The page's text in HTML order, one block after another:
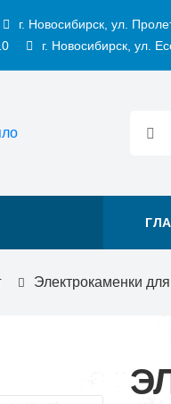
г. Новосибирск, ул.
г. Новосибирск, ул.
Электрокаменки